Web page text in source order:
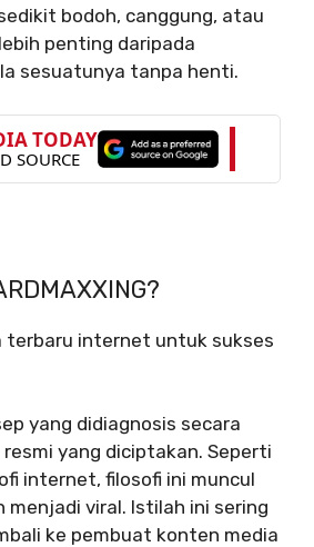
bodoh, canggung, atau
penting daripada
sesuatunya tanpa henti.
terbaru internet untuk sukses
yang didiagnosis secara
yang diciptakan. Seperti
internet, filosofi ini muncul
menjadi viral. Istilah ini sering
ke pembuat konten media